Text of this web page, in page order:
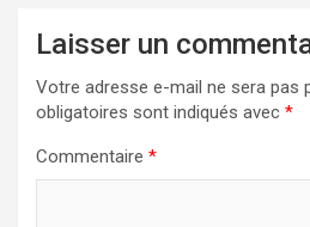
Laisser un
Votre adresse e-mail ne sera pas
obligatoires sont indiqués avec *
Commentaire *